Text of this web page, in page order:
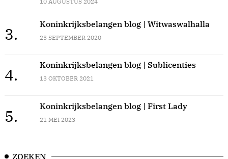
3.
Koninkrijksbelangen blog | Witwaswalhalla
23 SEPTEMBER 2020
4.
Koninkrijksbelangen blog | Sublicenties
13 OKTOBER 2021
5.
Koninkrijksbelangen blog | First Lady
21 MEI 2023
ZOEKEN